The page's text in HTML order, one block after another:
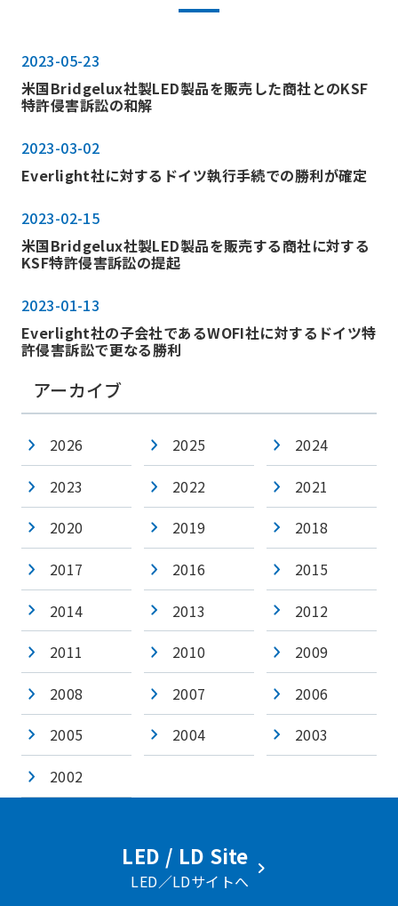
2023-05-23
米国Bridgelux社製LED製品を販売した商社とのKSF
特許侵害訴訟の和解
2023-03-02
Everlight社に対するドイツ執行手続での勝利が確定
2023-02-15
米国Bridgelux社製LED製品を販売する商社に対する
KSF特許侵害訴訟の提起
2023-01-13
Everlight社の子会社であるWOFI社に対するドイツ特
許侵害訴訟で更なる勝利
アーカイブ
2026 2025
2024
2023
2022
2021
2020
2019
2018
2017
2016
2015
2014
2013
2012
2011
2010
2009
2008
2007
2006
2005
2004
2003
2002
LED / LD Site
LED／LDサイトへ